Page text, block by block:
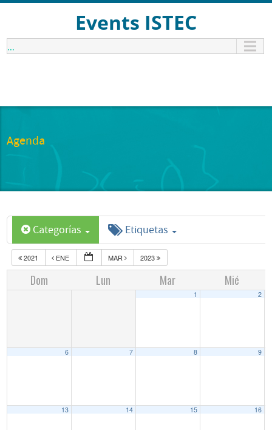
Events ISTEC
...
Agenda
Categorías Etiquetas
2021 ENE MAR 2023
Dom Lun Mar Mié
1 2
6 7 8 9
13 14 15 16